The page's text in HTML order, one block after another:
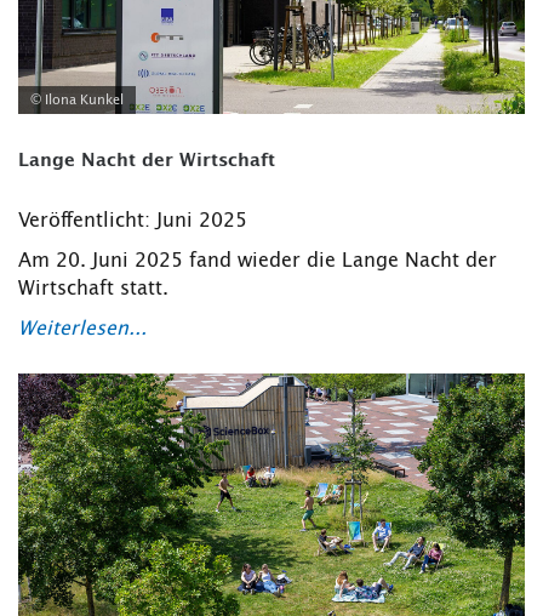
© Ilona Kunkel
Lange Nacht der Wirtschaft
Veröffentlicht: Juni 2025
Am 20. Juni 2025 fand wieder die Lange Nacht der
Wirtschaft statt.
Weiterlesen...